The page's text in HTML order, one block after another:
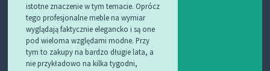
istotne znaczenie w tym temacie. Oprócz
tego profesjonalne meble na wymiar
wyglądają faktycznie elegancko i są one
pod wieloma względami modne. Przy
tym to zakupy na bardzo długie lata, a
nie przykładowo na kilka tygodni,